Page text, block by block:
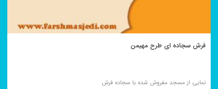
فرش سجاده ای طرح مهیمن
نمایی از مسجد مفروش شده با سجاده فرش